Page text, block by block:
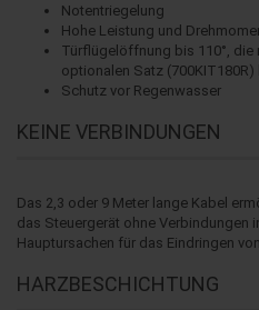
Notentriegelung
Hohe Leistung und
Türflügelöffnung bis 110°, die
optionalen Satz
Schutz vor Regenwasser
KEINE VERBINDUNGEN
Das 2,3 oder 9 Meter lange Kabel
das Steuergerät ohne Verbindungen
Hauptursachen für das Eindringen
HARZBESCHICHTUNG